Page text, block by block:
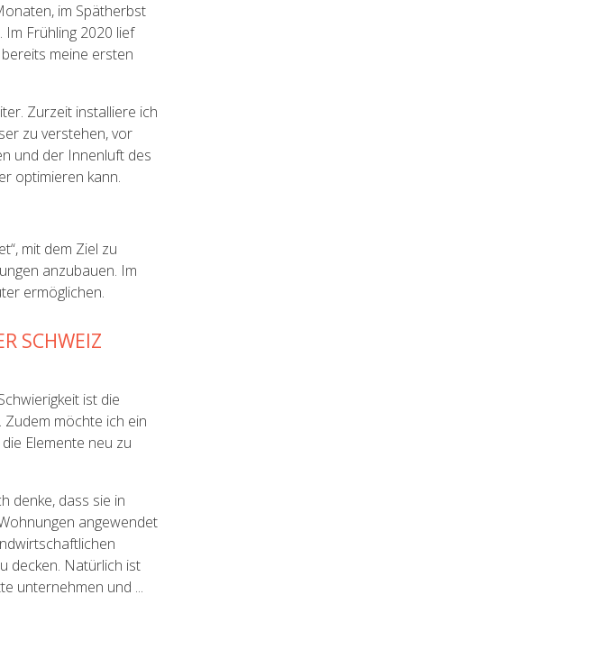
im Spätherbst
Frühling 2020 lief
meine ersten
Zurzeit installiere ich
zu verstehen, vor
und der Innenluft des
optimieren kann.
mit dem Ziel zu
anzubauen. Im
ermöglichen.
SCHWEIZ
ist die
Zudem möchte ich ein
Elemente neu zu
denke, dass sie in
angewendet
decken. Natürlich ist
unternehmen und ...